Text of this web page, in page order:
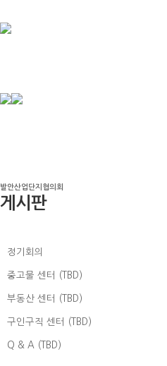
발안산업단지협의회
게시판
정기회의
중고물 센터 (TBD)
부동산 센터 (TBD)
구인구직 센터 (TBD)
Q & A (TBD)